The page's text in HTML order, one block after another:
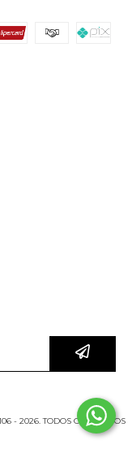
- 2026. TODOS OS DIREITOS